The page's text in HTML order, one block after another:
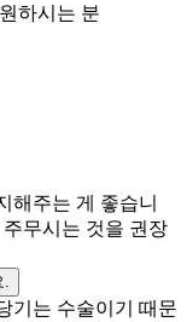
하시는 분
해주는 게 좋습니
무시는 것을 권장
.
기는 수술이기 때문